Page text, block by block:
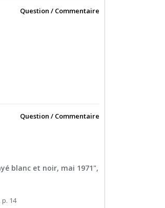
Question / Commentaire
Question / Commentaire
blanc et noir, mai 1971",
p. 14